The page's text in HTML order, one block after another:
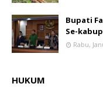
Bupati
Se-
Rabu,
HUKUM